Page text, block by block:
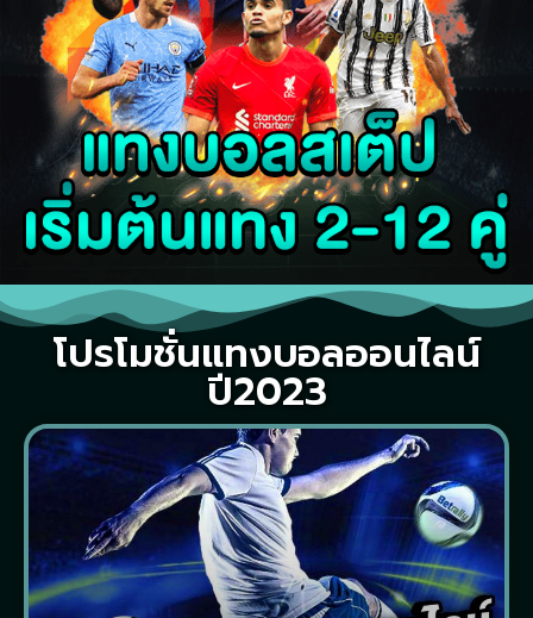
โปรโมชั่นแทงบอลออนไลน์
ปี2023